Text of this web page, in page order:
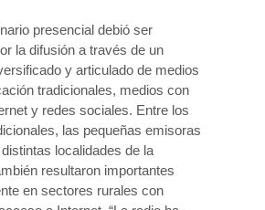
presencial debió ser
la difusión a través de un
y articulado de medios
tradicionales, medios con
y redes sociales. Entre los
las pequeñas emisoras
localidades de la
resultaron importantes
en sectores rurales con